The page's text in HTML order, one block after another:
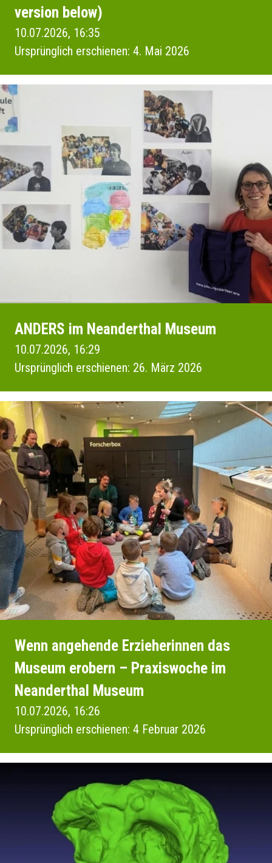
version below)
10.07.2026, 16:35
Ursprünglich erschienen: 4. Mai 2026
ANDERS im Neanderthal Museum
10.07.2026, 16:29
Ursprünglich erschienen: 26. März 2026
Wenn angehende Erzieherinnen das
Museum erobern – Praxiswoche im
Neanderthal Museum
10.07.2026, 16:26
Ursprünglich erschienen: 4 Februar 2026